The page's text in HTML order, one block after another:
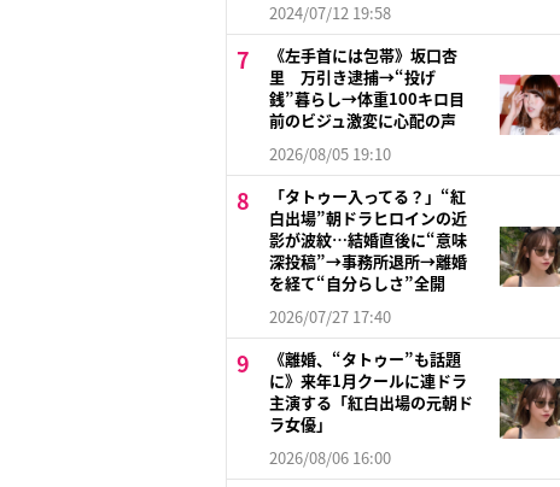
2024/07/12 19:58
《左手首には包帯》坂口杏
里 万引き逮捕→“投げ
銭”暮らし→体重100キロ目
前のビジュ激変に心配の声
2026/08/05 19:10
「タトゥー入ってる？」“紅
白出場”朝ドラヒロインの近
影が波紋…結婚直後に“意味
深投稿”→事務所退所→離婚
を経て“自分らしさ”全開
2026/07/27 17:40
《離婚、“タトゥー”も話題
に》来年1月クールに連ドラ
主演する「紅白出場の元朝ド
ラ女優」
2026/08/06 16:00